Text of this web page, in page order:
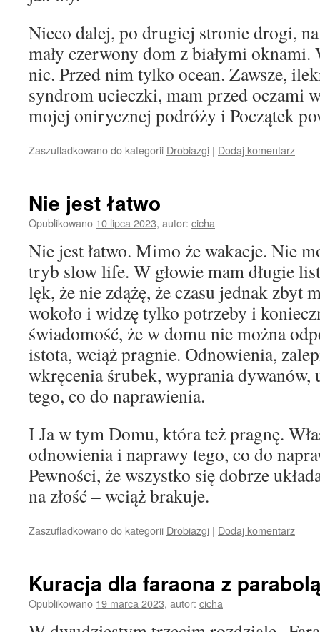
Nieco dalej, po drugiej stronie drogi,
mały czerwony dom z białymi oknami.
nic. Przed nim tylko ocean. Zawsze,
syndrom ucieczki, mam przed oczami
mojej onirycznej podróży i Początek
Zaszufladkowano do kategorii Drobiazgi | Dodaj komentarz
Nie jest łatwo
Opublikowano 10 lipca 2023, autor: cicha
Nie jest łatwo. Mimo że wakacje. Nie
tryb slow life. W głowie mam długie
lęk, że nie zdążę, że czasu jednak zbyt
wokoło i widzę tylko potrzeby i
świadomość, że w domu nie można
istota, wciąż pragnie. Odnowienia,
wkręcenia śrubek, wyprania dywanów,
tego, co do naprawienia.
I Ja w tym Domu, która też pragnę.
odnowienia i naprawy tego, co do
Pewności, że wszystko się dobrze
na złość – wciąż brakuje.
Zaszufladkowano do kategorii Drobiazgi | Dodaj komentarz
Kuracja dla faraona z
Opublikowano 19 marca 2023, autor: cicha